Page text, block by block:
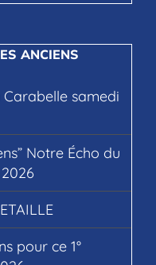
ANCIENS
samedi
Notre Écho du
pour ce 1°